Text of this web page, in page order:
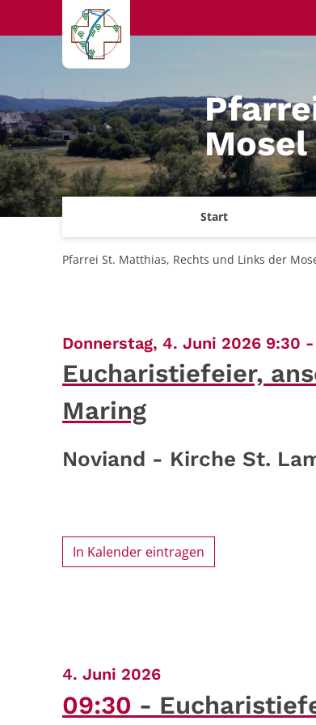
Zum Inhalt springen
Mosel
Start
Pfarrei St. Matthias, Rechts und Links der
Donnerstag, 4. Juni 2026 9:30 -
Eucharistiefeier,
Maring
Noviand - Kirche St.
In Kalender eintragen
4. Juni 2026:
09:30